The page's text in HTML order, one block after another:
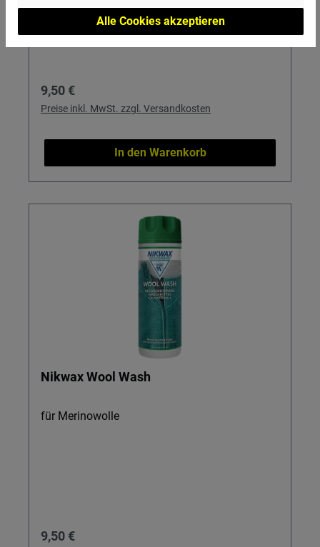
Alle Cookies akzeptieren
Regulärer Preis:
9,50 €
Preise inkl. MwSt. zzgl. Versandkosten
In den Warenkorb
Nikwax Wool Wash
für Merinowolle
Regulärer Preis:
9,50 €